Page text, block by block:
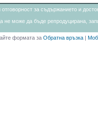
за съдържанието и
не може да бъде репродуцирана,
формата за Обратна връзка |